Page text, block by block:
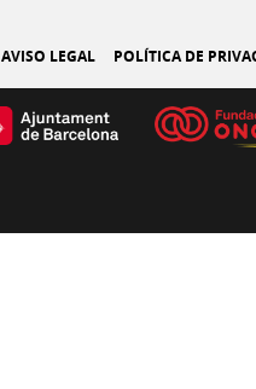
AVISO LEGAL POLÍTICA DE